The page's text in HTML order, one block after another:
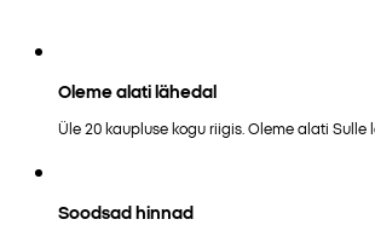
Oleme alati lähedal
Üle 20 kaupluse kogu riigis. Oleme alati Sulle
Soodsad hinnad